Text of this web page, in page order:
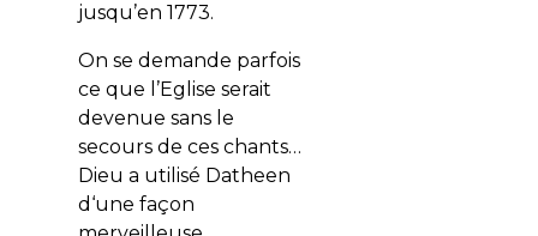
jusqu’en 1773.
On se demande parfois
ce que l’Eglise serait
devenue sans le
secours de ces chants…
Dieu a utilisé Datheen
d‘une façon